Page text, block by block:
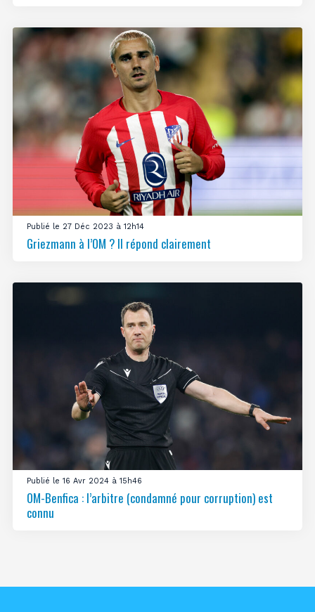
Publié le 27 Déc 2023 à 12h14
Griezmann à l’OM ? Il répond clairement
Publié le 16 Avr 2024 à 15h46
OM-Benfica : l’arbitre (condamné pour corruption) est
connu